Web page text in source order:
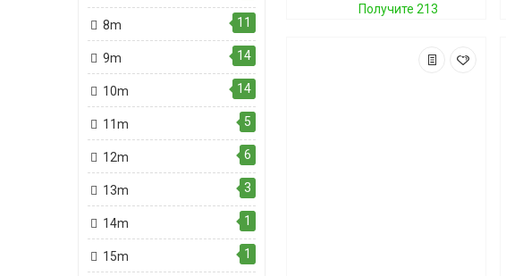
8m 11
9m 14
10m 14
11m 5
12m 6
13m 3
14m 1
15m 1
Получите 213